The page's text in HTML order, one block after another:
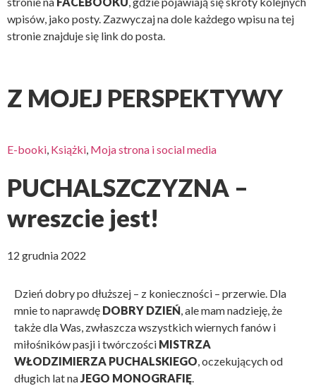
wpisów, jako posty. Zazwyczaj na dole każdego wpisu na tej
stronie znajduje się link do posta.
Z MOJEJ PERSPEKTYWY
E-booki, Książki, Moja strona i social media
PUCHALSZCZYZNA –
wreszcie jest!
12 grudnia 2022
Dzień dobry po dłuższej – z konieczności – przerwie. Dla
mnie to naprawdę DOBRY DZIEŃ, ale mam nadzieję, że
także dla Was, zwłaszcza wszystkich wiernych fanów i
miłośników pasji i twórczości MISTRZA
WŁODZIMIERZA PUCHALSKIEGO, oczekujących od
długich lat naJEGO MONOGRAFIĘ.